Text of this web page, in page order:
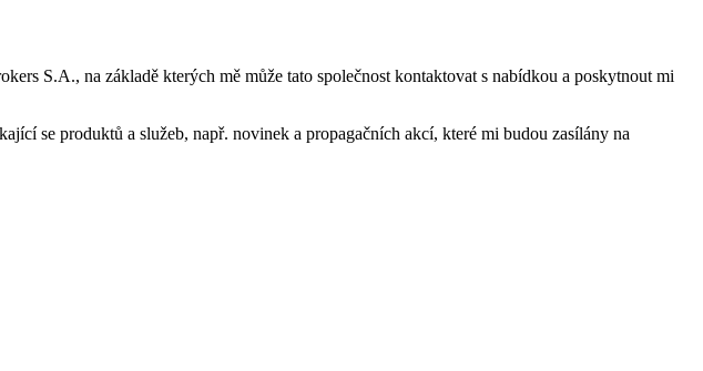
S.A., na základě kterých mě může tato společnost kontaktovat s nabídkou a poskytnout mi
se produktů a služeb, např. novinek a propagačních akcí, které mi budou zasílány na